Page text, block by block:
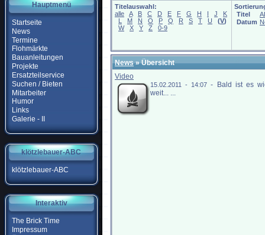
Hauptmenü
Startseite
News
Termine
Flohmärkte
Bauanleitungen
Projekte
Ersatzteilservice
Suchen / Bieten
Mitarbeiter
Humor
Links
Galerie - II
klötzlebauer-ABC
klötzlebauer-ABC
Interaktiv
The Brick Time
Impressum
Titelauswahl:
alle
A B C D E F G H I J
K
L
M N O P Q R S T U (V)
W
X Y Z 0-9
Titel
Datum
News» Übersicht
Video
15.02.2011 - 14:07 -
Bald ist es
weit... ...